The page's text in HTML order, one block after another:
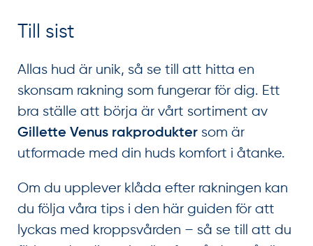
Till sist
Allas hud är unik, så se till att hitta en
skonsam rakning som fungerar för dig. Ett
bra ställe att börja är vårt sortiment av
Gillette Venus rakprodukter som är
utformade med din huds komfort i åtanke.
Om du upplever klåda efter rakningen kan
du följa våra tips i den här guiden för att
lyckas med kroppsvården – så se till att du